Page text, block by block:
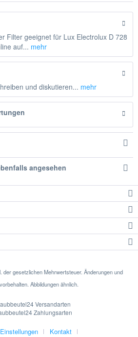
Filter geeignet für Lux Electrolux D 728
auf... mehr
und diskutieren... mehr
angesehen
der gesetzlichen Mehrwertsteuer. Änderungen und
Abbildungen ähnlich.
Kontakt